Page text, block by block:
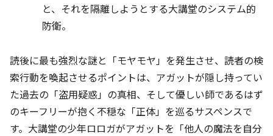
と、それを隔離しようとする大講堂のシステム的
防衛。
読後に最も強烈な謎と「モヤモヤ」を発生させ、読者の検
索行動を喚起させるポイントは、アガットが隠し持ってい
た過去の「盗用疑惑」の真相、そして優しい師であるはず
のキーフリーが抱く不穏な「正体」を巡るサスペンスで
す。大講堂の少年ロロガがアガットを「他人の魔法を自分